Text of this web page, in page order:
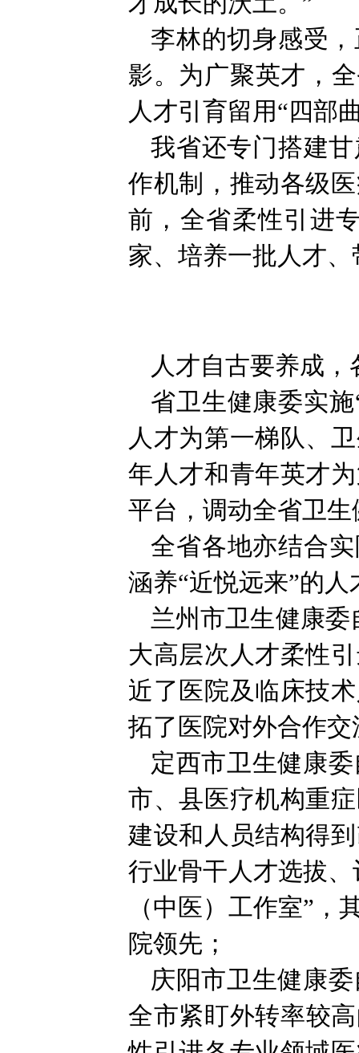
李林的切身感受
影。为广聚英才，
人才引育留用“四部
我省还专门搭建
作机制，推动各级
前，全省柔性引进
家、培养一批人才
人才自古要养成
省卫生健康委实
人才为第一梯队、
年人才和青年英才
平台，调动全省卫
全省各地亦结合
涵养“近悦远来”的
兰州市卫生健康委
大高层次人才柔性
近了医院及临床技
拓了医院对外合作
定西市卫生健康
市、县医疗机构重
建设和人员结构得
行业骨干人才选拔
（中医）工作室”
院领先；
庆阳市卫生健康
全市紧盯外转率较